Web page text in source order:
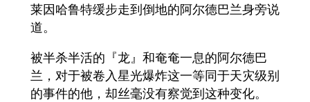
莱因哈鲁特缓步走到倒地的阿尔德巴兰身旁说
道。
被半杀半活的『龙』和奄奄一息的阿尔德巴
兰，对于被卷入星光爆炸这一等同于天灾级别
的事件的他，却丝毫没有察觉到这种变化。